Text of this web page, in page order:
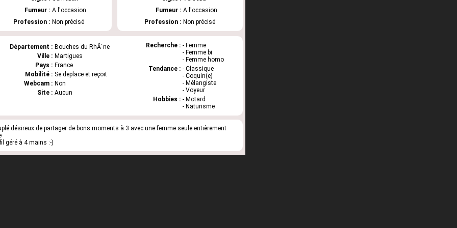
Fumeur : A l'occasion
Profession : Non précisé
Fumeur : A l'occasion
Profession : Non précisé
Département : Bouches du RhÃ´ne
Ville : Martigues
Pays : France
Mobilité : Se deplace et reçoit
Webcam : Non
Site : Aucun
Recherche : - Femme
- Femme bi
- Femme homo
Tendance : - Classique
- Coquin(e)
- Mélangiste
- Voyeur
Hobbies : - Motard
- Naturisme
désireux de partager de bons moments à 3 avec une femme seule entièrement
géré à 4 mains :-)